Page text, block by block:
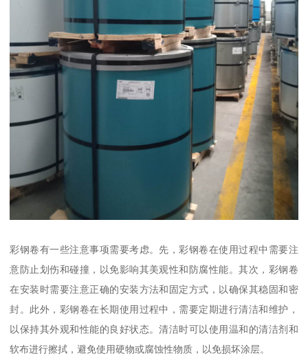
彩钢卷有一些注意事项需要考虑。先，彩钢卷在使用过程中需要注
意防止划伤和碰撞，以免影响其美观性和防腐性能。其次，彩钢卷
在安装时需要注意正确的安装方法和固定方式，以确保其稳固和密
封。此外，彩钢卷在长期使用过程中，需要定期进行清洁和维护，
以保持其外观和性能的良好状态。清洁时可以使用温和的清洁剂和
软布进行擦拭，避免使用硬物或腐蚀性物质，以免损坏涂层。